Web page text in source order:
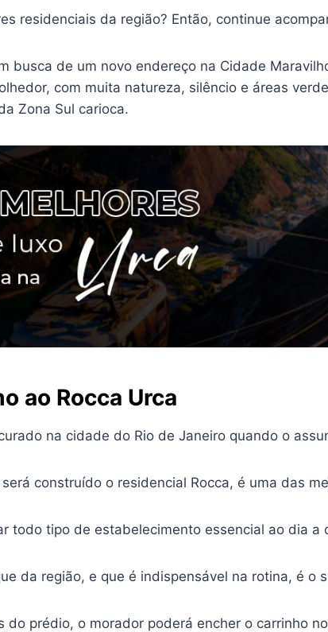
residenciais da região? Então, continue
busca de um novo endereço na Cidade
com muita natureza, silêncio e áreas
Zona Sul carioca.
ao Rocca Urca
na cidade do Rio de Janeiro quando o
construído o residencial Rocca, é uma das
todo tipo de estabelecimento essencial ao dia a
da região, e que é indispensável na rotina, é o
do prédio, o morador poderá encher o carrinho no